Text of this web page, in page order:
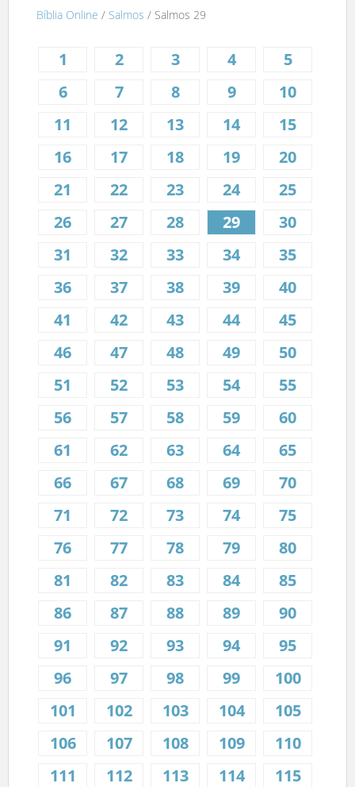
Bíblia Online / Salmos / Salmos 29
1 2 3 4
5
6
7 8 9
10
11
12 13 14
15
16
17 18 19
20
21
22 23 24
25
26
27 28 29
30
31
32 33 34
35
36
37 38 39
40
41
42 43 44
45
46
47 48 49
50
51
52 53 54
55
56
57 58 59
60
61
62 63 64
65
66
67 68 69
70
71
72 73 74
75
76
77 78 79
80
81
82 83 84
85
86
87 88 89
90
91
92 93 94
95
96
97 98 99
100
101
102 103 104
105
106
107 108 109
110
111
112 113 114
115